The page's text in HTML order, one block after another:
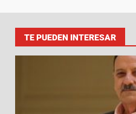
TE PUEDEN INTERESAR